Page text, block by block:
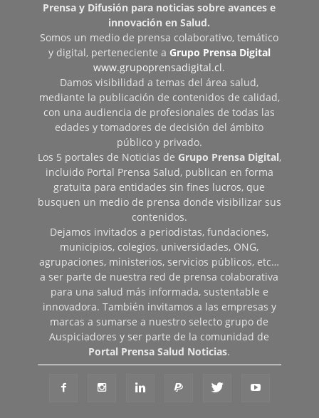
Prensa y Difusión para noticias sobre avances e
innovación en Salud.
Somos un medio de prensa colaborativo, temático
y digital, perteneciente a Grupo Prensa Digital
www.grupoprensadigital.cl.
Damos visibilidad a temas del área salud,
mediante la publicación de contenidos de calidad,
con una audiencia de profesionales de todas las
edades y tomadores de decisión del ámbito
público y privado.
Los 5 portales de Noticias de Grupo Prensa Digital,
incluido Portal Prensa Salud, publican en forma
gratuita para entidades sin fines lucros, que
busquen un medio de prensa donde visibilizar sus
contenidos.
Dejamos invitados a periodistas, fundaciones,
municipios, colegios, universidades, ONG,
agrupaciones, ministerios, servicios públicos, etc…
a ser parte de nuestra red de prensa colaborativa
para una salud más informada, sustentable e
innovadora. También invitamos a las empresas y
marcas a sumarse a nuestro selecto grupo de
Auspiciadores y ser parte de la comunidad de
Portal Prensa Salud Noticias.